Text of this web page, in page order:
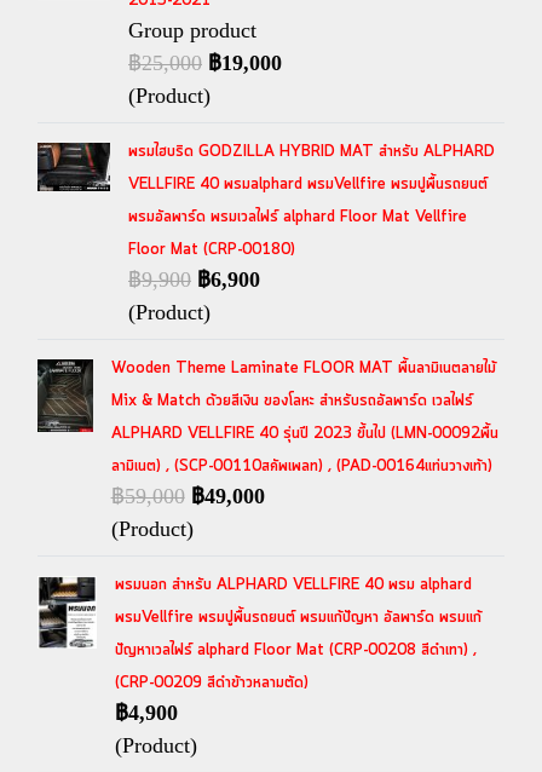
Group product
฿25,000 ฿19,000
(Product)
พรมไฮบริด GODZILLA HYBRID MAT สำหรับ ALPHARD
VELLFIRE 40 พรมalphard พรมVellfire พรมปูพื้นรถยนต์
พรมอัลพาร์ด พรมเวลไฟร์ alphard Floor Mat Vellfire
Floor Mat (CRP-00180)
฿9,900 ฿6,900
(Product)
Wooden Theme Laminate FLOOR MAT พื้นลามิเนตลายไม้
Mix & Match ด้วยสีเงิน ของโลหะ สำหรับรถอัลพาร์ด เวลไฟร์
ALPHARD VELLFIRE 40 รุ่นปี 2023 ขึ้นไป (LMN-00092พื้น
ลามิเนต) , (SCP-00110สคัพเพลท) , (PAD-00164แท่นวางเท้า)
฿59,000 ฿49,000
(Product)
พรมนอก สำหรับ ALPHARD VELLFIRE 40 พรม alphard
พรมVellfire พรมปูพื้นรถยนต์ พรมแก้ปัญหา อัลพาร์ด พรมแก้
ปัญหาเวลไฟร์ alphard Floor Mat (CRP-00208 สีดำเทา) ,
(CRP-00209 สีดำข้าวหลามตัด)
฿4,900
(Product)